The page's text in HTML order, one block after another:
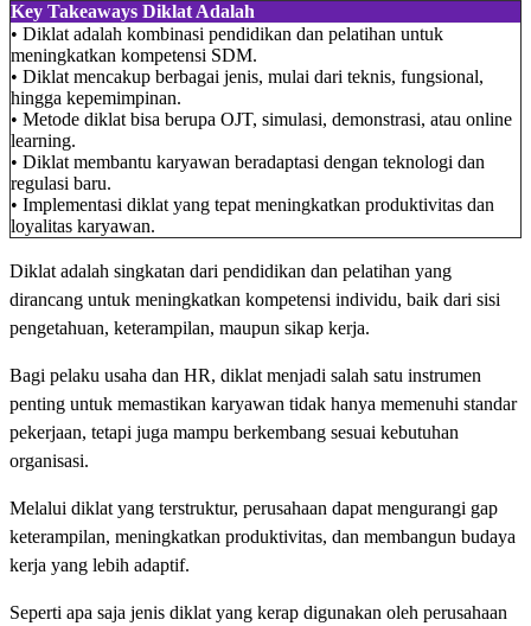
Key Takeaways Diklat Adalah
• Diklat adalah kombinasi pendidikan dan pelatihan untuk
meningkatkan kompetensi SDM.
• Diklat mencakup berbagai jenis, mulai dari teknis, fungsional,
hingga kepemimpinan.
• Metode diklat bisa berupa OJT, simulasi, demonstrasi, atau online
learning.
• Diklat membantu karyawan beradaptasi dengan teknologi dan
regulasi baru.
• Implementasi diklat yang tepat meningkatkan produktivitas dan
loyalitas karyawan.
Diklat adalah singkatan dari pendidikan dan pelatihan yang
dirancang untuk meningkatkan kompetensi individu, baik dari sisi
pengetahuan, keterampilan, maupun sikap kerja.
Bagi pelaku usaha dan HR, diklat menjadi salah satu instrumen
penting untuk memastikan karyawan tidak hanya memenuhi standar
pekerjaan, tetapi juga mampu berkembang sesuai kebutuhan
organisasi.
Melalui diklat yang terstruktur, perusahaan dapat mengurangi gap
keterampilan, meningkatkan produktivitas, dan membangun budaya
kerja yang lebih adaptif.
Seperti apa saja jenis diklat yang kerap digunakan oleh perusahaan